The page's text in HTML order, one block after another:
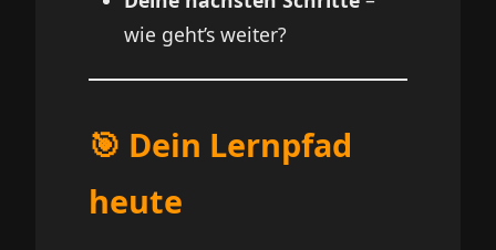
wie geht’s weiter?
🎯 Dein Lernpfad
heute